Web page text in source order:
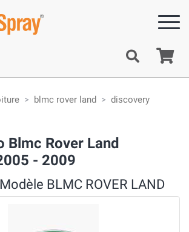
blmc rover land
discovery
Blmc Rover Land
- 2009
BLMC ROVER LAND